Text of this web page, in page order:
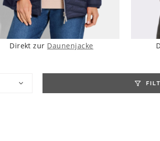
Direkt zur Daunenjacke